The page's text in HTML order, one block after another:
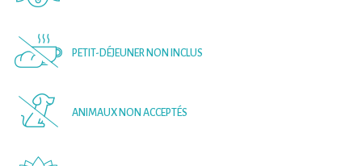
PETIT-DÉJEUNER NON INCLUS
ANIMAUX NON ACCEPTÉS